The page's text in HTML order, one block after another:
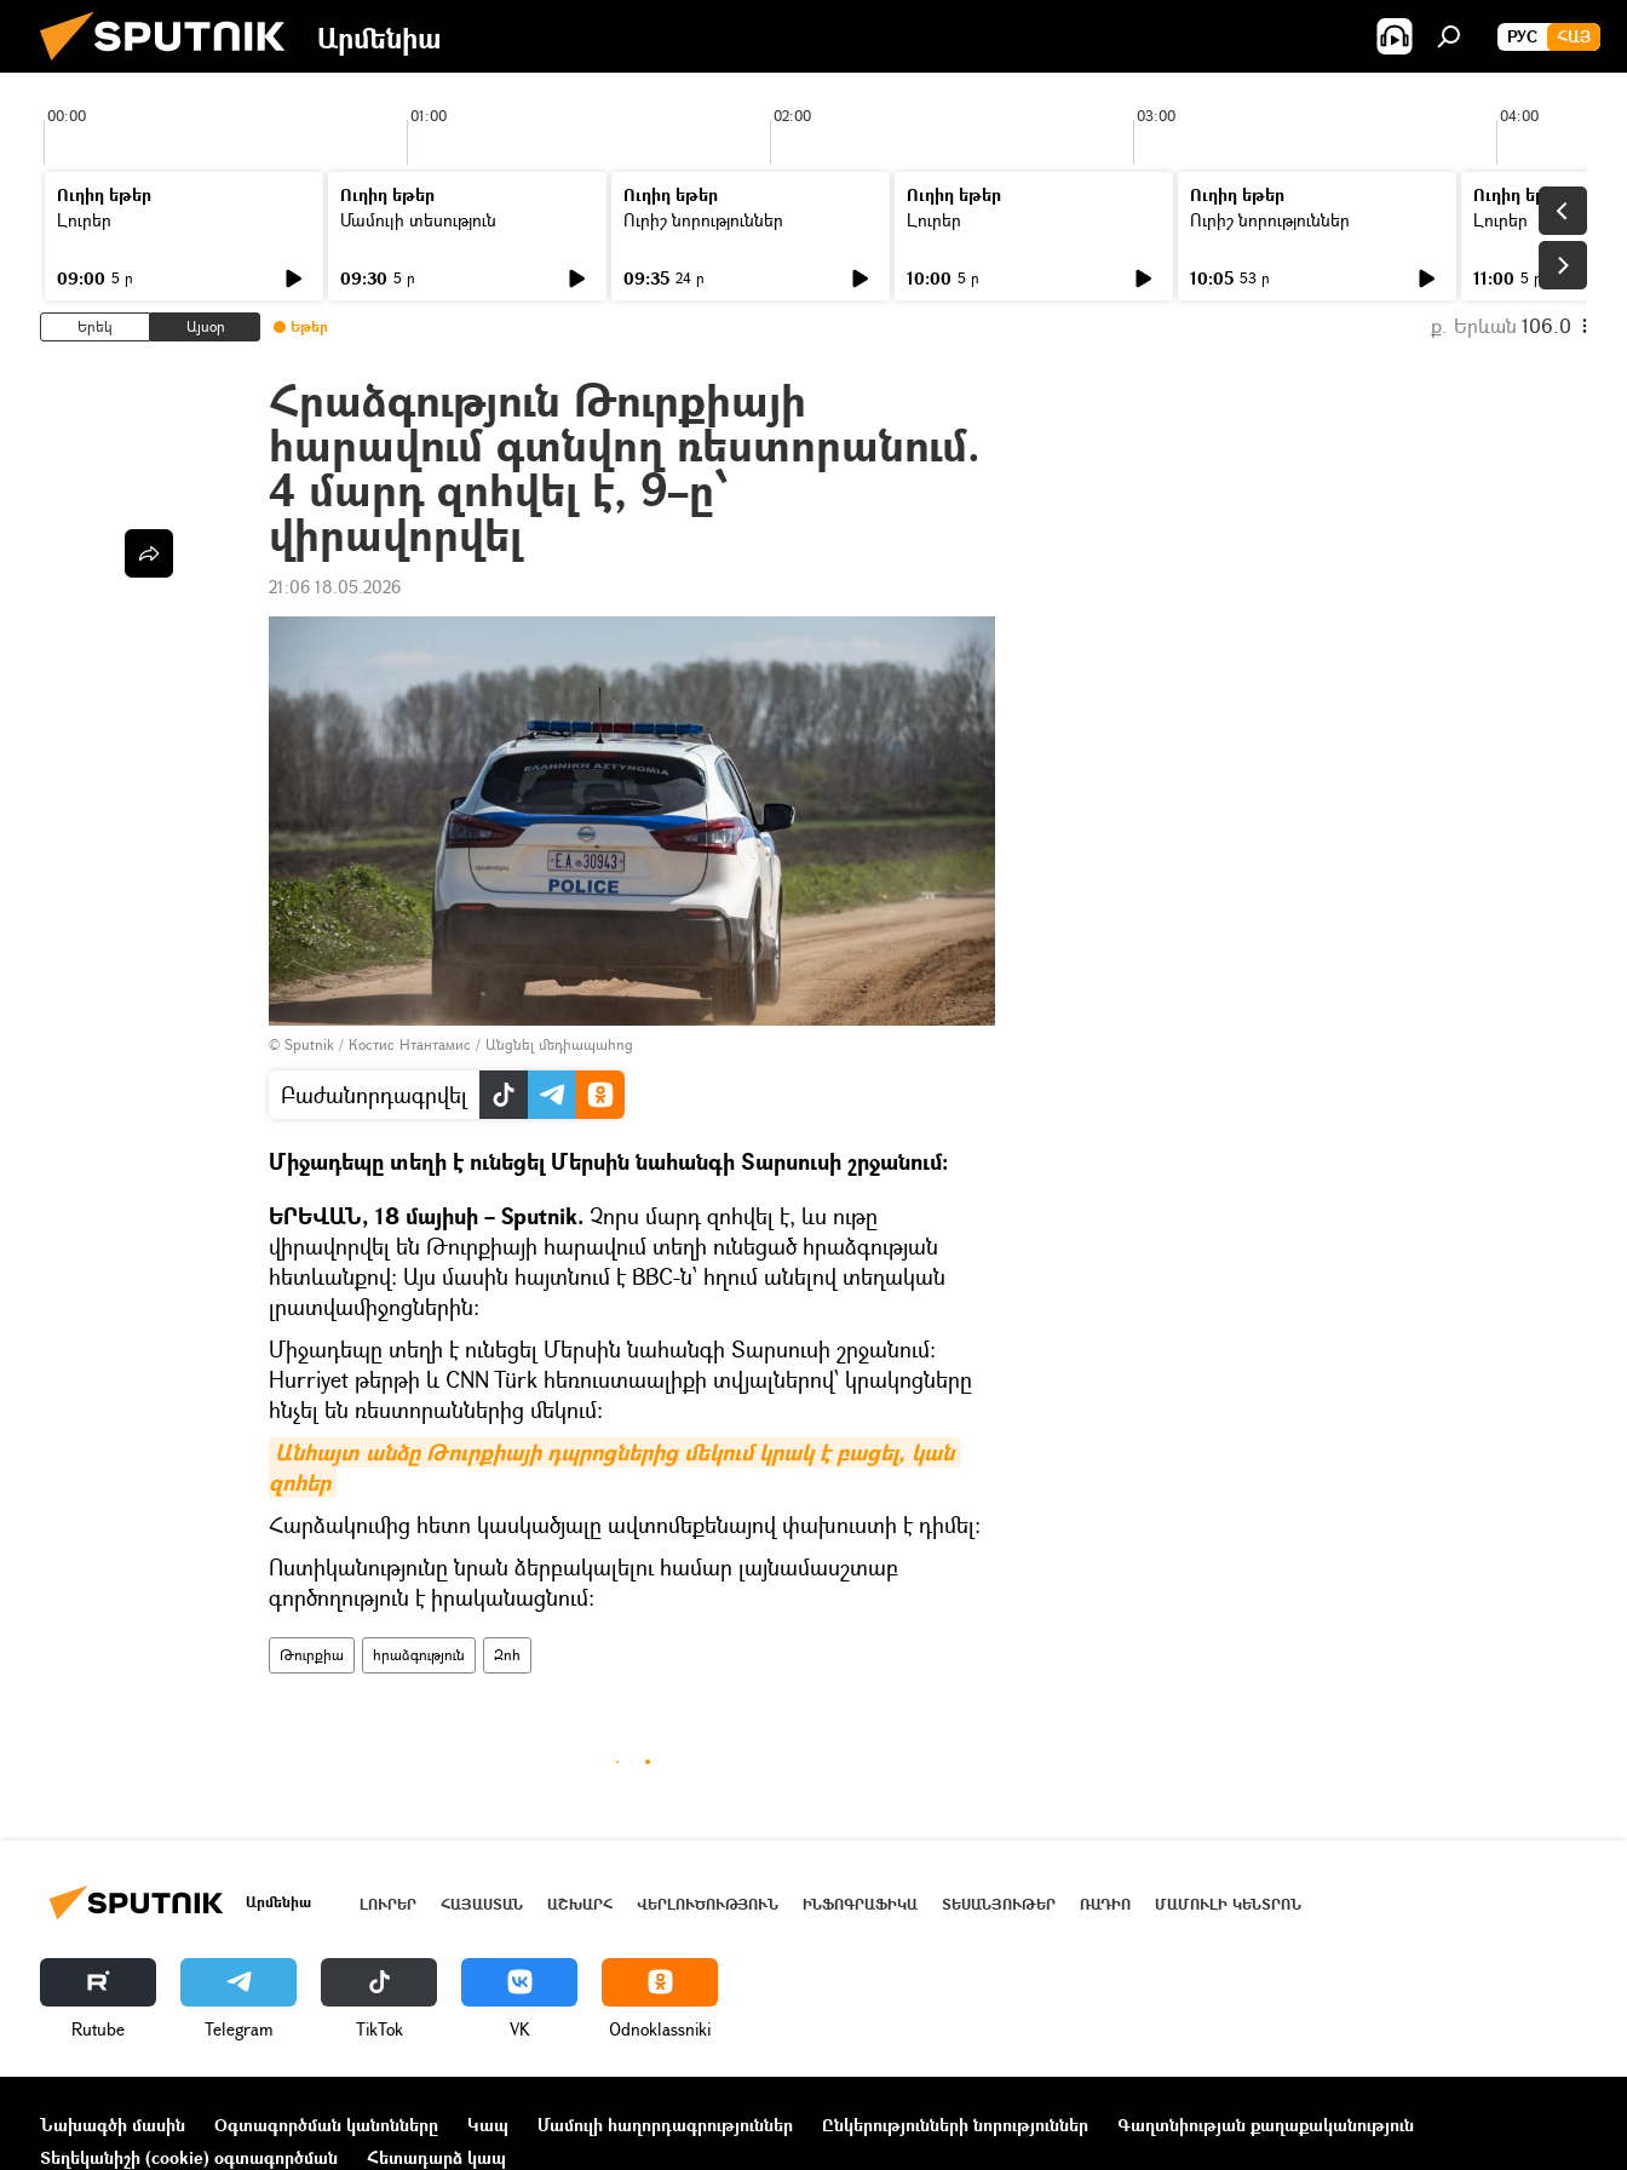
Արմենիա РУС ՀԱՅ
00:00 01:00 02:00 03:00 04:00
Ուղիղ եթեր
Լուրեր
09:00 5 ր
Ուղիղ եթեր
Մամուլի տեսություն
09:30 5 ր
Ուղիղ եթեր
Ուրիշ նորություններ
09:35 24 ր
Ուղիղ եթեր
Լուրեր
10:00 5 ր
Ուղիղ եթեր
Ուրիշ նորություններ
10:05 53 ր
Ուղիղ եթեր
Լուրեր
11:00 5 ր
Երեկ Այսօր Եթեր ք. Երևան 106.0
Հրաձգություն Թուրքիայի
հարավում գտնվող ռեստորանում.
4 մարդ զոհվել է, 9–ը՝
վիրավորվել
21:06 18.05.2026
© Sputnik / Костис Нтантамис / Անցնել մեդիապահոց
Բաժանորդագրվել
Միջադեպը տեղի է ունեցել Մերսին նահանգի Տարսուսի շրջանում:
ԵՐԵՎԱՆ, 18 մայիսի – Sputnik. Չորս մարդ զոհվել է, ևս ութը
վիրավորվել են Թուրքիայի հարավում տեղի ունեցած հրաձգության
հետևանքով։ Այս մասին հայտնում է BBC-ն՝ հղում անելով տեղական
լրատվամիջոցներին:
Միջադեպը տեղի է ունեցել Մերսին նահանգի Տարսուսի շրջանում:
Hurriyet թերթի և CNN Türk հեռուստաալիքի տվյալներով՝ կրակոցները
հնչել են ռեստորաններից մեկում:
Անհայտ անձը Թուրքիայի դպրոցներից մեկում կրակ է բացել, կան
զոհեր
Հարձակումից հետո կասկածյալը ավտոմեքենայով փախուստի է դիմել։
Ոստիկանությունը նրան ձերբակալելու համար լայնամասշտաբ
գործողություն է իրականացնում:
Թուրքիա հրաձգություն Զոհ
Արմենիա ԼՈՒՐԵՐ ՀԱՅԱՍՏԱՆ ԱՇԽԱՐՀ ՎԵՐԼՈՒԾՈՒԹՅՈՒՆ ԻՆՖՈԳՐԱՖԻԿԱ ՏԵՍԱՆՅՈՒԹԵՐ ՌԱԴԻՈ ՄԱՄՈՒԼԻ ԿԵՆՏՐՈՆ
Rutube Telegram ТikТоk VK Odnoklassniki
Նախագծի մասին Օգտագործման կանոնները Կապ Մամուլի հաղորդագրություններ Ընկերությունների նորություններ
Գաղտնիության քաղաքականություն
Տեղեկանիշի (cookie) օգտագործման
Հետադարձ կապ